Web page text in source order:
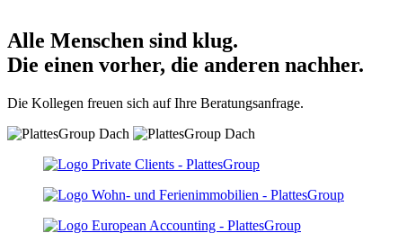
Alle Menschen sind klug.
Die einen vorher, die anderen nachher.
Die Kollegen freuen sich auf Ihre Beratungsanfrage.